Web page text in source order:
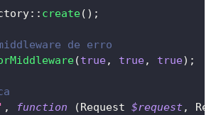
:: create( ) ;
de erro
(true, true, true) ;
, function (Request $request,